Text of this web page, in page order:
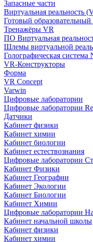
Запасные части
Виртуальная реальность
Готовый
Тренажёры VR
ПО Виртуальная
Шлемы виртуальной
Голографическая система
VR-Конструкторы
Форма
VR Concept
Varwin
Цифровые лаборатории
Цифровые лаборатории
Датчики
Кабинет физики
Кабинет химии
Кабинет биологии
Кабинет естествознания
Цифровые лаборатории
Кабинет Физики
Кабинет Географии
Кабинет Экологии
Кабинет Биологии
Кабинет Химии
Цифровые лаборатории
Кабинет начальной школы
Кабинет физики
Кабинет химии